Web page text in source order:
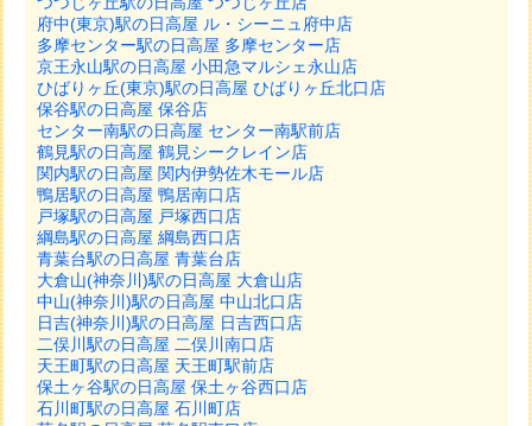
府中(東京)駅の日高屋 ル・シーニュ府中店
多摩センター駅の日高屋 多摩センター店
京王永山駅の日高屋 小田急マルシェ永山店
ひばりヶ丘(東京)駅の日高屋 ひばりヶ丘北口店
保谷駅の日高屋 保谷店
センター南駅の日高屋 センター南駅前店
鶴見駅の日高屋 鶴見シークレイン店
関内駅の日高屋 関内伊勢佐木モール店
鴨居駅の日高屋 鴨居南口店
戸塚駅の日高屋 戸塚西口店
綱島駅の日高屋 綱島西口店
青葉台駅の日高屋 青葉台店
大倉山(神奈川)駅の日高屋 大倉山店
中山(神奈川)駅の日高屋 中山北口店
日吉(神奈川)駅の日高屋 日吉西口店
二俣川駅の日高屋 二俣川南口店
天王町駅の日高屋 天王町駅前店
保土ヶ谷駅の日高屋 保土ヶ谷西口店
石川町駅の日高屋 石川町店